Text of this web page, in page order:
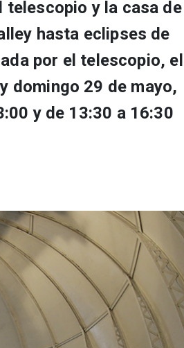
telescopio y la casa de
hasta eclipses de
por el telescopio, el
domingo 29 de mayo,
y de 13:30 a 16:30